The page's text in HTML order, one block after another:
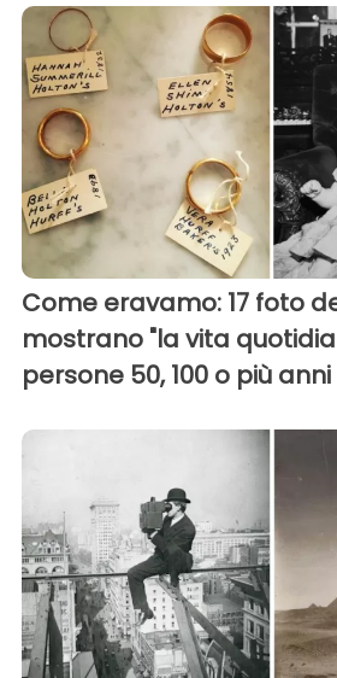
Come eravamo: 17 foto
mostrano "la vita
persone 50, 100 o più